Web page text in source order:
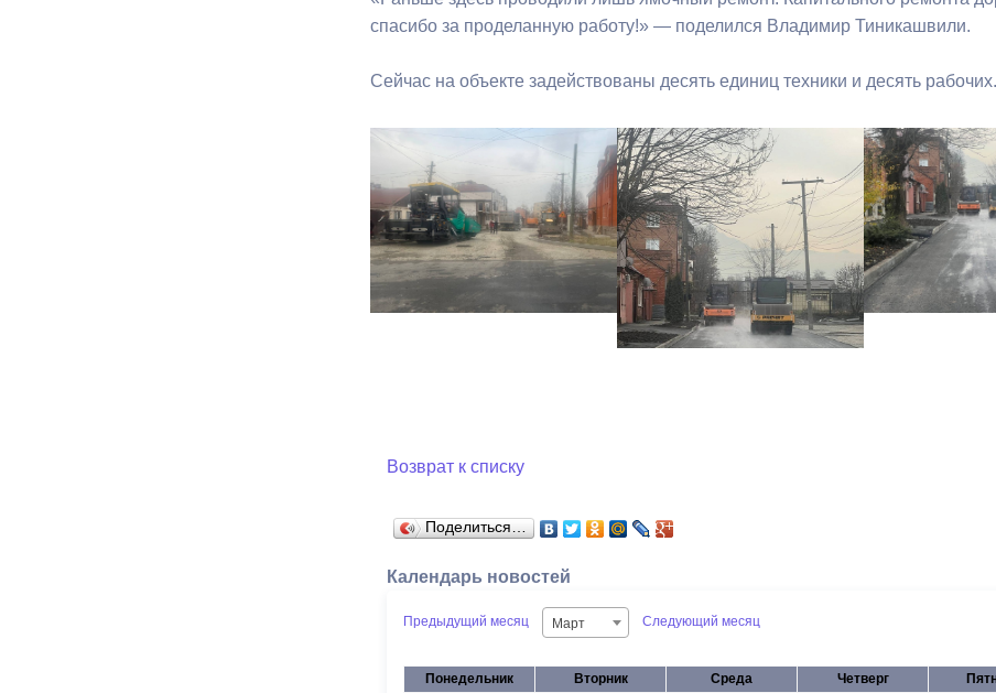
спасибо за проделанную работу!» — поделился Владимир Тиникашвили.
Сейчас на объекте задействованы десять единиц техники и десять рабочих.
Возврат к списку
Поделиться…
Календарь новостей
Предыдущий месяц Март Следующий месяц
Понедельник Вторник Среда Четверг